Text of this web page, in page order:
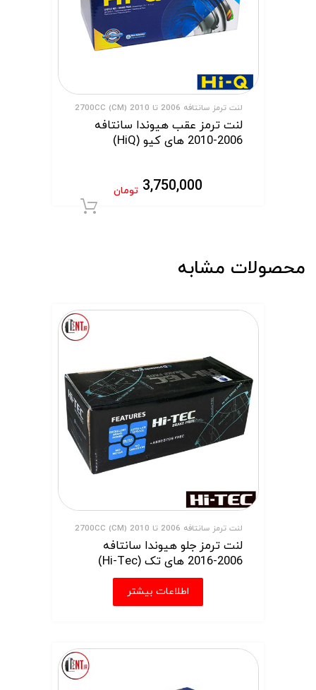
لنت ترمز سانتافه 2006 تا 2010 (CM) 2700CC
لنت ترمز عقب هیوندا سانتافه
2006-2010 های کیو (HiQ)
3,750,000 تومان
محصولات مشابه
لنت ترمز سانتافه 2006 تا 2010 (CM) 2700CC
لنت ترمز جلو هیوندا سانتافه
2006-2016 های تک (Hi-Tec)
اطلاعات بیشتر